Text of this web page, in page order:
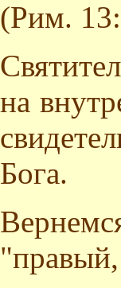
(Рим.
на
Бога.
"правый,